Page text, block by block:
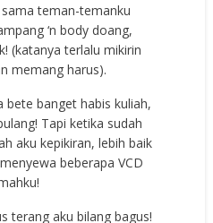
teman-temanku
‘n body doang,
(katanya terlalu mikirin
memang harus).
bete banget habis kuliah,
Tapi ketika sudah
aku kepikiran, lebih baik
beberapa VCD
terang aku bilang bagus!